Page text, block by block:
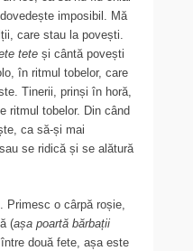
imposibil. Mă
care stau la povești.
tete și cântă povești
în ritmul tobelor, care
Tinerii, prinși în horă,
ritmul tobelor. Din când
ca să-și mai
se ridică și se alătură
Primesc o cârpă roșie,
(așa poartă bărbații
două fete, așa este